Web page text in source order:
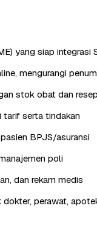
yang siap integrasi
mengurangi
stok obat dan
tarif serta tindakan
BPJS/asuransi
poli
dan rekam medis
perawat,